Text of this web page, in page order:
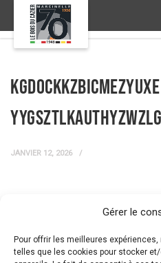
Gérer le
Pour offrir les meilleures
telles que les cookies pour stocker
kGdOCKkzBICmEzYUxe
JANVIER 12, 2026